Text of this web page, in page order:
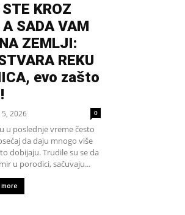
KROZ
SADA VAM
ZEMLJI:
REKU
evo zašto
2026 0
u poslednje vreme često
da daju mnogo više
dobijaju. Trudile su se da
u porodici, sačuvaju...
more